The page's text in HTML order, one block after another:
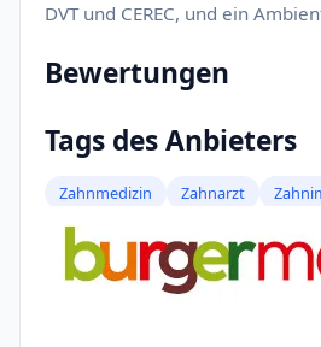
DVT und CEREC, und ein
Bewertungen
Tags des Anbieters
Zahnmedizin Zahnarzt